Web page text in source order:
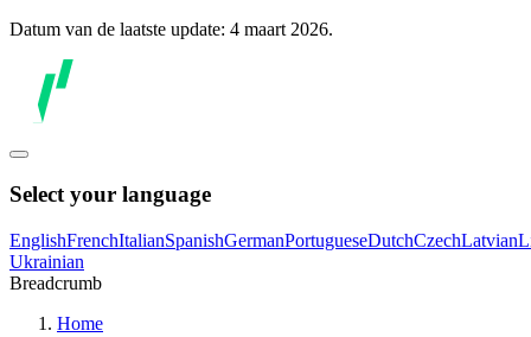
Datum van de laatste update: 4 maart 2026.
Select your language
EnglishFrenchItalianSpanishGermanPortugueseDutchCzechLatvian
Ukrainian
Breadcrumb
Home